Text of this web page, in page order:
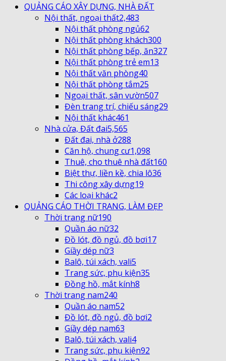
QUẢNG CÁO XÂY DỰNG, NHÀ ĐẤT
Nội thất, ngoại thất2,483
Nội thất phòng ngủ62
Nội thất phòng khách300
Nội thất phòng bếp, ăn327
Nội thất phòng trẻ em13
Nội thất văn phòng40
Nội thất phòng tắm25
Ngoại thất, sân vườn507
Đèn trang trí, chiếu sáng29
Nội thất khác461
Nhà cửa, Đất đai5,565
Đất đai, nhà ở288
Căn hộ, chung cư1,098
Thuê, cho thuê nhà đất160
Biệt thự, liền kề, chia lô36
Thi công xây dựng19
Các loại khác2
QUẢNG CÁO THỜI TRANG, LÀM ĐẸP
Thời trang nữ190
Quần áo nữ32
Đồ lót, đồ ngủ, đồ bơi17
Giầy dép nữ3
Balô, túi xách, vali5
Trang sức, phụ kiện35
Đồng hồ, mắt kính8
Thời trang nam240
Quần áo nam52
Đồ lót, đồ ngủ, đồ bơi2
Giầy dép nam63
Balô, túi xách, vali4
Trang sức, phụ kiện92